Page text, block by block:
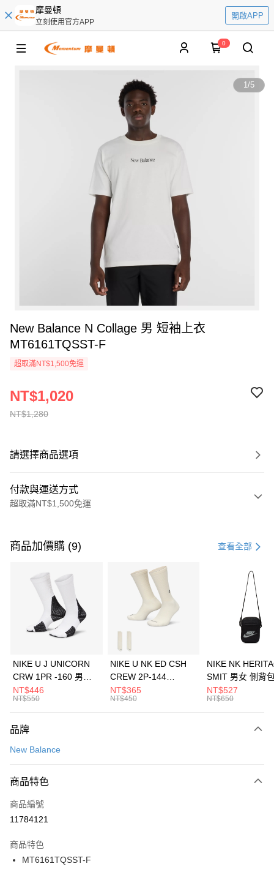
摩曼頓
立刻使用官方APP
開啟APP
0
1/5
New Balance N Collage 男 短袖上衣
MT6161TQSST-F
超取滿NT$1,500免運
NT$1,280
NT$1,020
請選擇商品選項
付款與運送方式
超取滿NT$1,500免運
信用卡一次付款
3 期 0 利率 每期 21家銀行
合作金庫商業銀行
第一商業銀行
華南商業銀行
彰化商業銀行
上海商業儲蓄銀行
元大商業銀行
台灣樂天信用卡公司
Apple Pay
全盈+PAY
AFTEE先享後付
【關於「AFTEE先享後付」】
便利好安心！
３．安心：先確認商品／服務後，再付款。
【「AFTEE先享後付」結帳流程】
１．於結帳方式選擇「AFTEE先享後付」後，將跳轉至「AFTEE先享後付」
２．訂單成立數日內，您將收到繳費通知簡訊。
３．收到繳費通知簡訊後14天內，點擊此簡訊中的連結，可透過四大超商／
ATM／網路銀行／等多元方式進行付款，方視為交易完成。
運送方式
每筆NT$100，滿NT$1,500(含以上)免運費
宅配
每筆NT$100，滿NT$1,500(含以上)免運費
付款後門市自取
每筆NT$100，滿NT$1,500(含以上)免運費
商品加價購 (9) 查看全部
NIKE U J UNICORN
CRW 1PR -160 男女
中統襪 FZ3393100
NT$446
NT$550
NIKE U NK ED CSH
CREW 2P-144
EMBRDY 男女 短統襪
FZ3073133
NT$365
NT$450
NIKE NK
SMIT 男女 側背
BA5871010
NT$527
NT$650
品牌
New Balance
商品特色
商品編號
11784121
商品特色
MT6161TQSST-F